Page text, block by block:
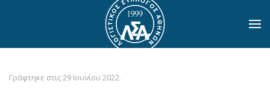
Skip to main content
Γράφτηκε στις29 Ιουνίου 2022.